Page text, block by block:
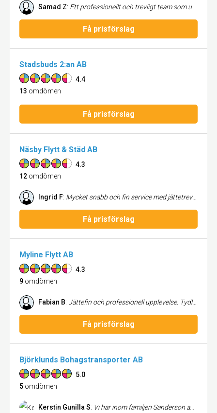
Samad Z: Ett professionellt och trevligt team som utför arbetet smidigt
Få prisförslag
Stadsbuds 2:an AB
4.4
13 omdömen
Få prisförslag
Näsby Flytt & Städ AB
4.3
12 omdömen
Ingrid F: Mycket snabb och fin service med jättetrevlig personal
Få prisförslag
Myline Flytt AB
4.3
9 omdömen
Fabian B: Jättefin och professionell upplevelse. Tydlig kommunikation.
Få prisförslag
Björklunds Bohagstransporter AB
5.0
5 omdömen
Kerstin Gunilla S: Vi har inom familjen Sanderson anlitat Björklunds Bohagstransporter ett flertal gånger. Senast nu, flytt från villa och lägenhet till för oss ny villa. Trevliga samtal med Johan som engagerat och systematiskt ordnade förutsättningarna för flytten så den skulle passa in i våra önskemål. Kim och Björn utförde flytten på ett tryggt och med ett mycket vänligt bemötande. Goda lyssnare till våra önskemål och samtidigt tidseffektivt arbete. Vi vill ge er våra allra bästa rekommendationer och ett stort tack. Gunilla & Christer